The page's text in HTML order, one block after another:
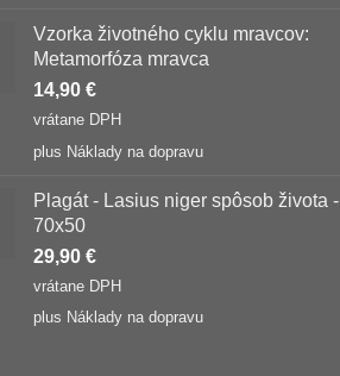
Vzorka životného cyklu mravcov:
Metamorfóza mravca
14,90 €
vrátane DPH
plus Náklady na dopravu
Plagát - Lasius niger spôsob života -
70x50
29,90 €
vrátane DPH
plus Náklady na dopravu